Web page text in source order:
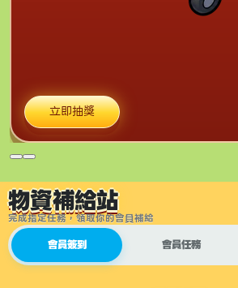
立即抽獎
物資補給站
完成指定任務，領取你的會員補給
會員簽到 會員任務